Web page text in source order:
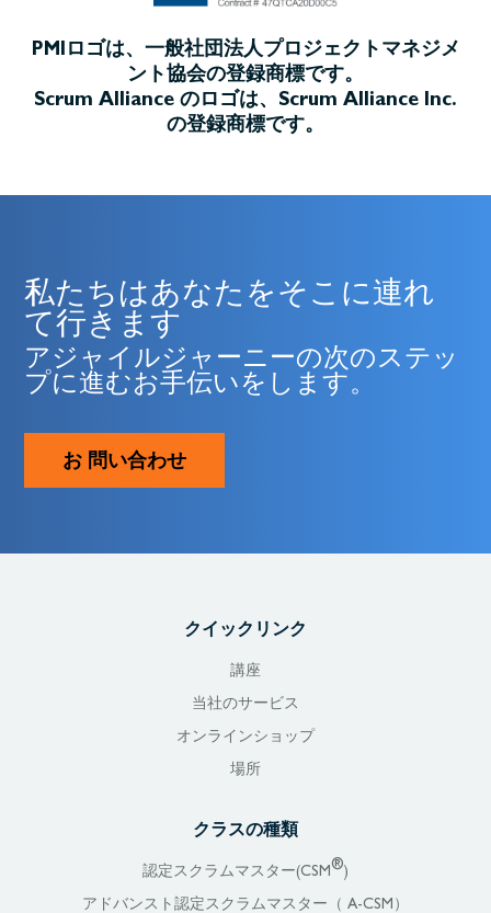
PMIロゴは、一般社団法人プロジェクトマネジメ
ント協会の登録商標です。
Scrum Alliance のロゴは、Scrum Alliance Inc.
の登録商標です。
私たちはあなたをそこに連れ
て行きます
アジャイルジャーニーの次のステッ
プに進むお手伝いをします。
お 問い合わせ
クイックリンク
講座
当社のサービス
オンラインショップ
場所
クラスの種類
認定スクラムマスター(CSM®)
アドバンスト認定スクラムマスター（ A-CSM）